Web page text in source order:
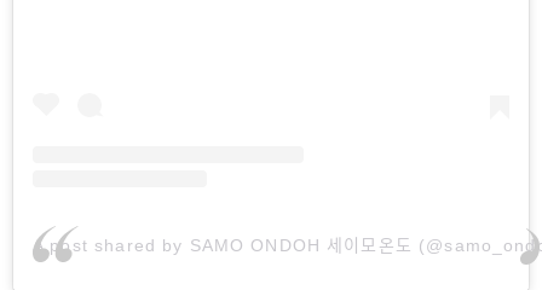
A post shared by SAMO ONDOH 세이모온도